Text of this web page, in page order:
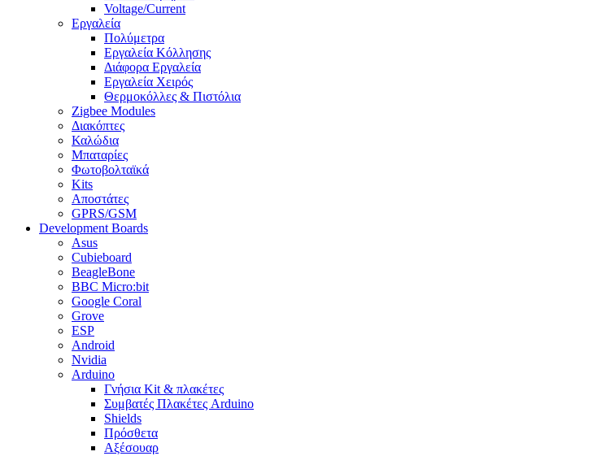
Voltage/Current
Εργαλεία
Πολύμετρα
Εργαλεία Κόλλησης
Διάφορα Εργαλεία
Εργαλεία Χειρός
Θερμοκόλλες & Πιστόλια
Zigbee Modules
Διακόπτες
Καλώδια
Μπαταρίες
Φωτοβολταϊκά
Kits
Αποστάτες
GPRS/GSM
Development Boards
Asus
Cubieboard
BeagleBone
BBC Micro:bit
Google Coral
Grove
ESP
Android
Nvidia
Arduino
Γνήσια Kit & πλακέτες
Συμβατές Πλακέτες Arduino
Shields
Πρόσθετα
Αξέσουαρ